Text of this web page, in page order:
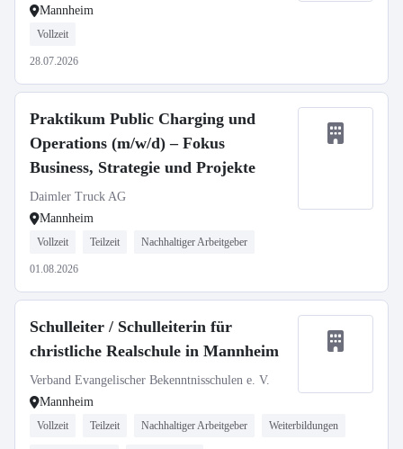
Mannheim
Vollzeit
28.07.2026
Praktikum Public Charging und
Operations (m/w/d) – Fokus
Business, Strategie und Projekte
Daimler Truck AG
Mannheim
Vollzeit Teilzeit Nachhaltiger Arbeitgeber
01.08.2026
Schulleiter / Schulleiterin für
christliche Realschule in Mannheim
Verband Evangelischer Bekenntnisschulen e. V.
Mannheim
Vollzeit Teilzeit Nachhaltiger Arbeitgeber Weiterbildungen